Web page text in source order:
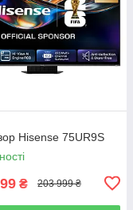
Hisense 75UR9S
₴ 203 999 ₴